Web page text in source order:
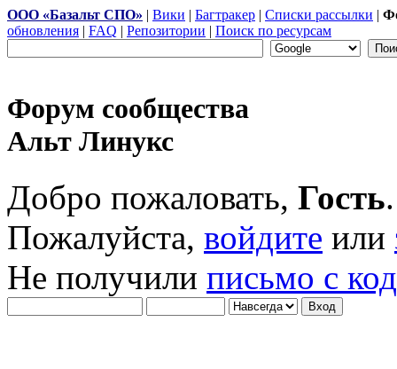
ООО «Базальт СПО» | Вики | Багтракер | Списки рассылки |
обновления | FAQ | Репозитории | Поиск по ресурсам
Форум сообщества
Альт Линукс
Добро пожаловать, Гость.
Пожалуйста, войдите или
Не получили письмо с